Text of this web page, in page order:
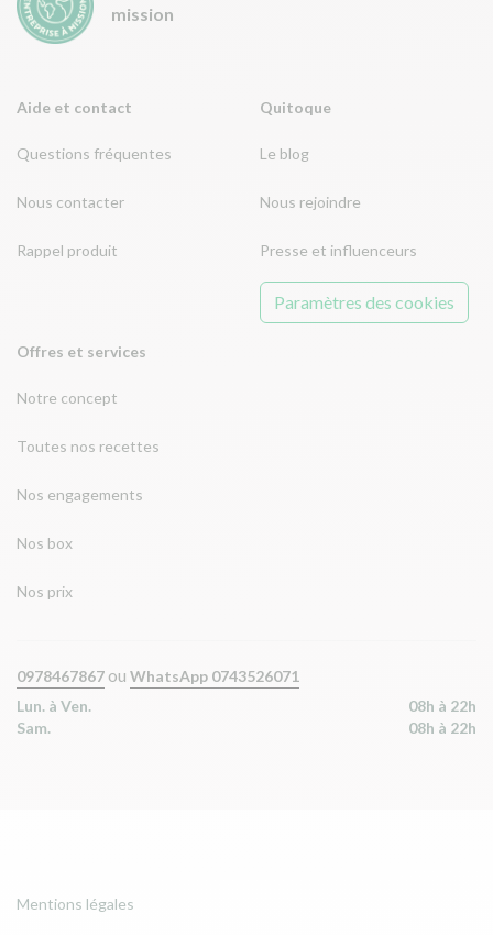
Aide et contact
Questions fréquentes
Nous contacter
Rappel produit
Offres et services
Notre concept
Toutes nos recettes
Nos engagements
Nos box
Nos prix
Quitoque
Le blog
Nous rejoindre
Presse et influenceurs
Paramètres des cookies
mission
0978467867 ou WhatsApp 0743526071
Lun. à Ven.
08h à 22h
Sam.
08h à 22h
Mentions légales